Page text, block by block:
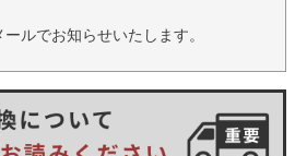
ルでお知らせいたします。